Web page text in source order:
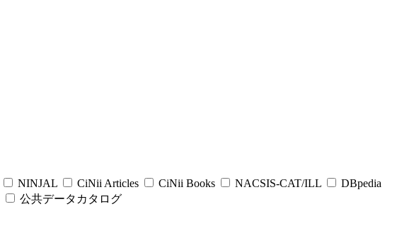
NINJAL CiNii Articles CiNii Books NACSIS-CAT/ILL
DBpedia
公共データカタログ